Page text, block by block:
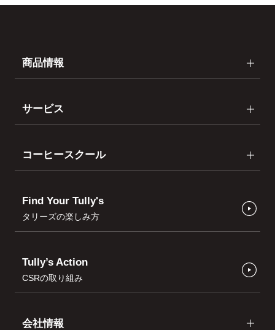
商品情報
サービス
コーヒースクール
Find Your Tully's
タリーズの楽しみ方
Tully’s Action
CSRの取り組み
会社情報